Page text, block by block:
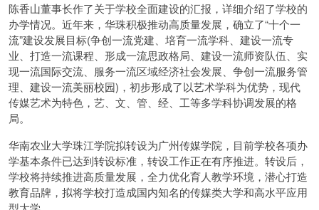
陈香山董事长作了关于学校全面建设的汇报，详细介绍了学校的
办学情况。近年来，华珠积极推动高质量发展，确立了“十个一
流”建设发展目标(争创一流党建、培育一流学科、建设一流专
业、打造一流课程、形成一流思政格局、建设一流师资队伍、实
现一流国际交流、服务一流区域经济社会发展、争创一流服务管
理、建设一流美丽校园)，初步形成了以艺术学科为优势，现代
传媒艺术为特色，艺、文、管、经、工等多学科协调发展的格
局。
华南农业大学珠江学院拟转设为广州传媒学院，目前学校各项办
学基本条件已达到转设标准，转设工作正在有序推进。转设后，
学校将持续推进高质量发展，全力优化育人教学环境，潜心打造
教育品牌，拟将学校打造成国内知名的传媒类大学和高水平应用